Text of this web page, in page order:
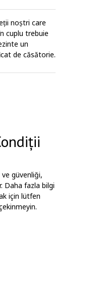
noștri care
cuplu trebuie
un
de căsătorie.
güvenliği,
Daha fazla bilgi
için lütfen